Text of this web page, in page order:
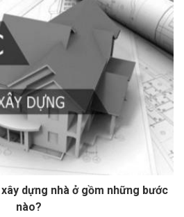
dựng nhà ở gồm những bước
nào?